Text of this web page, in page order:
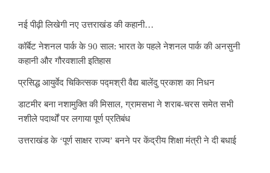
नई पीढ़ी लिखेगी नए उत्तराखंड की कहानी…
कॉर्बेट नेशनल पार्क के 90 साल: भारत के पहले नेशनल पार्क की अनसुनी
कहानी और गौरवशाली इतिहास
प्रसिद्ध आयुर्वेद चिकित्सक पद्मश्री वैद्य बालेंदु प्रकाश का निधन
डाटमीर बना नशामुक्ति की मिसाल, ग्रामसभा ने शराब-चरस समेत सभी
नशीले पदार्थों पर लगाया पूर्ण प्रतिबंध
उत्तराखंड के ‘पूर्ण साक्षर राज्य’ बनने पर केंद्रीय शिक्षा मंत्री ने दी बधाई